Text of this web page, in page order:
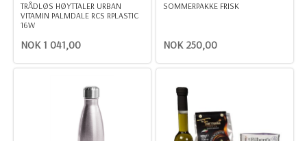
TRÅDLØS HØYTTALER URBAN
VITAMIN PALMDALE RCS RPLASTIC
16W
NOK 1 041,00
SOMMERPAKKE FRISK
NOK 250,00